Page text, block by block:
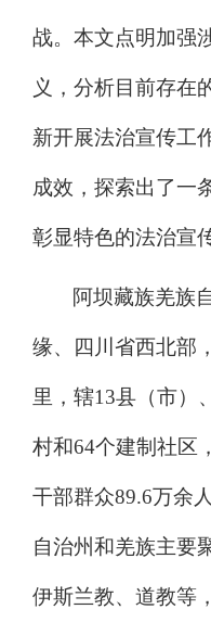
战。 本文点明加强
义，分析目前存在
新开展法治宣传工
成效，探索出了一
彰显特色的法治宣
阿坝藏族羌族
缘、四川省西北部
里，辖13县（市）、
村和64个建制社区
干部群众89.6万余
自治州和羌族主要
伊斯兰教、道教等